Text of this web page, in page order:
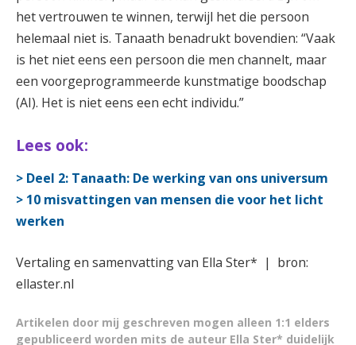
het vertrouwen te winnen, terwijl het die persoon
helemaal niet is. Tanaath benadrukt bovendien: “Vaak
is het niet eens een persoon die men channelt, maar
een voorgeprogrammeerde kunstmatige boodschap
(AI). Het is niet eens een echt individu.”
Lees ook:
> Deel 2: Tanaath: De werking van ons universum
> 10 misvattingen van mensen die voor het licht
werken
Vertaling en samenvatting van Ella Ster* | bron:
ellaster.nl
Artikelen door mij geschreven mogen alleen 1:1 elders
gepubliceerd worden mits de auteur Ella Ster* duidelijk